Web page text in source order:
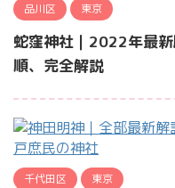
品川区 東京
蛇窪神社｜2022年最
順、完全解説
千代田区 東京